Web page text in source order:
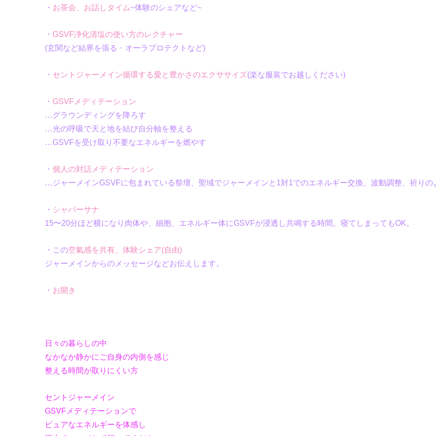
・ お茶会、お話しタイム~体験のシェアなど~
・ GSVF浄化清塩の使い方のレクチャー
(玄関など結界を張る・オーラプロテクトなど)
・ セントジャーメイン循環する愛と豊かさのエクササイズ(楽な服装でお越しください)
・ GSVFメディテーション
…グラウンディングを降ろす
…光の呼吸で天と地を結び自分軸を整える
…GSVFを受け取り不要なエネルギーを燃やす
・ 個人の対話メディテーション
…ジャーメインGSVFに包まれている祭壇、聖域でジャーメインと1対1でのエネルギー交換、波動調整、祈りの
・ シャバーサナ
15〜20分ほど横になり肉体や、細胞、エネルギー体にGSVFが浸透し共鳴する時間。寝てしまってもOK。
・この空氣感を共有、体験シェア(自由)
ジャーメインからのメッセージなどお伝えします。
・ お開き
日々の暮らしの中
なかなか静かにご自身の内側を感じ
整える時間が取りにくい方
セントジャーメイン
GSVFメディテーションで
ピュアなエネルギーを体感し